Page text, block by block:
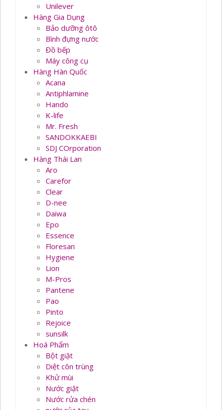
Unilever
Hàng Gia Dụng
Bảo dưỡng ôtô
Bình đựng nước
Đồ bếp
Máy công cụ
Hàng Hàn Quốc
Acana
Antiphlamine
Hando
K-life
Mr. Fresh
SANDOKKAEBI
SDJ COrporation
Hàng Thái Lan
Aro
Carefor
Clear
D-nee
Daiwa
Epo
Essence
Floresan
Hygiene
Lion
M-Pros
Pantene
Pao
Pinto
Rejoice
sunsilk
Hoá Phẩm
Bột giặt
Diệt côn trùng
Khử mùi
Nước giặt
Nước rửa chén